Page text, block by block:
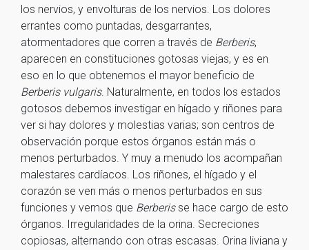
los nervios, y envolturas de los nervios. Los dolores
errantes como puntadas, desgarrantes,
atormentadores que corren a través de Berberis,
aparecen en constituciones gotosas viejas, y es en
eso en lo que obtenemos el mayor beneficio de
Berberis vulgaris. Naturalmente, en todos los estados
gotosos debemos investigar en hígado y riñones para
ver si hay dolores y molestias varias; son centros de
observación porque estos órganos están más o
menos perturbados. Y muy a menudo los acompañan
malestares cardíacos. Los riñones, el hígado y el
corazón se ven más o menos perturbados en sus
funciones y vemos que Berberisse hace cargo de esto
órganos. Irregularidades de la orina. Secreciones
copiosas, alternando con otras escasas. Orina liviana y